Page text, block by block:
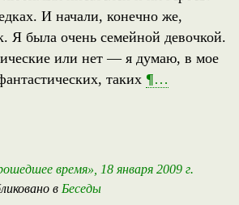
И начали, конечно же,
Я была очень семейной девочкой.
или нет — я думаю, в мое
таких ¶…
время», 18 января 2009 г.
в Беседы